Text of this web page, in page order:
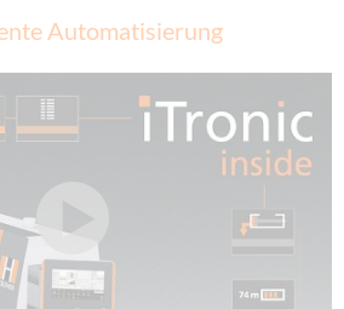
Automatisierung